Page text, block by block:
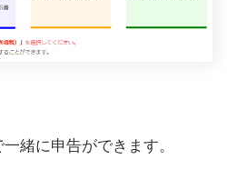
緒に申告ができます。